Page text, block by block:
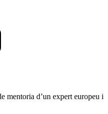
mentoria d’un expert europeu i